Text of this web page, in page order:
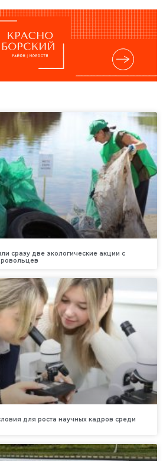
сразу две экологические акции с
для роста научных кадров среди